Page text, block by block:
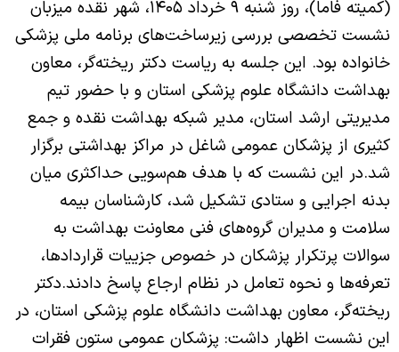
(کمیته فاما)، روز شنبه ۹ خرداد ۱۴۰۵، شهر نقده میزبان
نشست تخصصی بررسی زیرساخت‌های برنامه ملی پزشکی
خانواده بود. این جلسه به ریاست دکتر ریخته‌گر، معاون
بهداشت دانشگاه علوم پزشکی استان و با حضور تیم
مدیریتی ارشد استان، مدیر شبکه بهداشت نقده و جمع
کثیری از پزشکان عمومی شاغل در مراکز بهداشتی برگزار
شد.در این نشست که با هدف هم‌سویی حداکثری میان
بدنه اجرایی و ستادی تشکیل شد، کارشناسان بیمه
سلامت و مدیران گروه‌های فنی معاونت بهداشت به
سوالات پرتکرار پزشکان در خصوص جزییات قراردادها،
تعرفه‌ها و نحوه تعامل در نظام ارجاع پاسخ دادند.دکتر
ریخته‌گر، معاون بهداشت دانشگاه علوم پزشکی استان، در
این نشست اظهار داشت: پزشکان عمومی ستون فقرات